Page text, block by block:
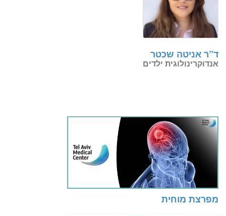
ד”ר אניטה שכטר
אנדוקרינולוגית ילדים
מפרצת מוחית